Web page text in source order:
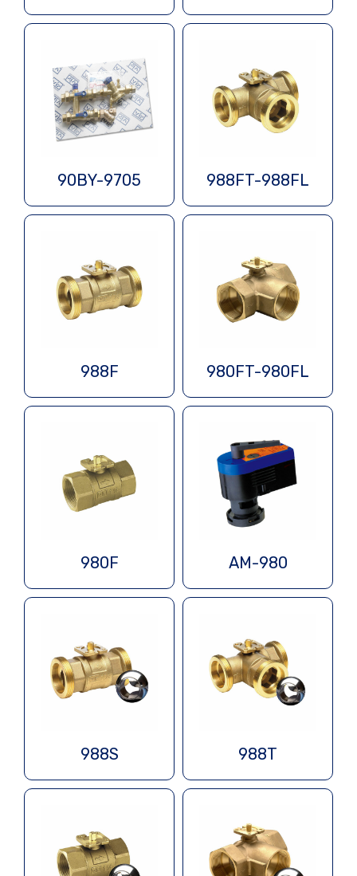
90BY-9705 988FT-988FL
988F 980FT-980FL
980F AM-980
988S 988T